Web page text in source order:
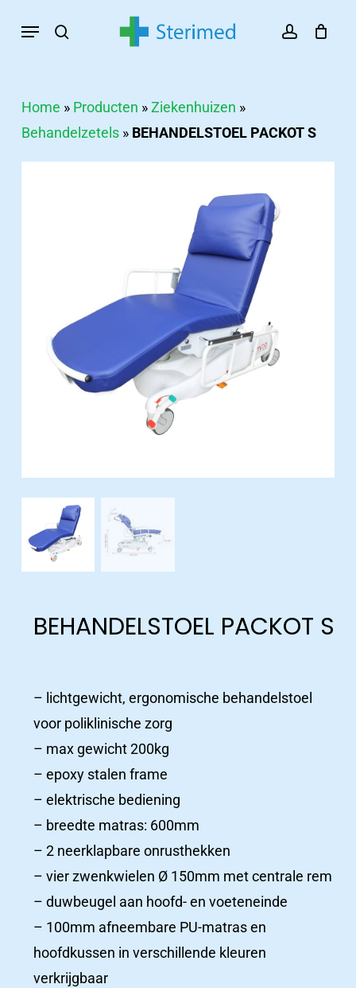
search account
Menu
Home » Producten »Ziekenhuizen »
Behandelzetels» BEHANDELSTOEL PACKOT S
BEHANDELSTOEL PACKOT S
– lichtgewicht, ergonomische behandelstoel
voor poliklinische zorg
– max gewicht 200kg
– epoxy stalen frame
– elektrische bediening
– breedte matras: 600mm
– 2 neerklapbare onrusthekken
– vier zwenkwielen Ø 150mm met centrale rem
– duwbeugel aan hoofd- en voeteneinde
– 100mm afneembare PU-matras en
hoofdkussen in verschillende kleuren
verkrijgbaar
ziekenhuizen
Ziekenhuizen
Productcatalogus
Productcatalogus
ziekenhuizen
Woonzorgcentra